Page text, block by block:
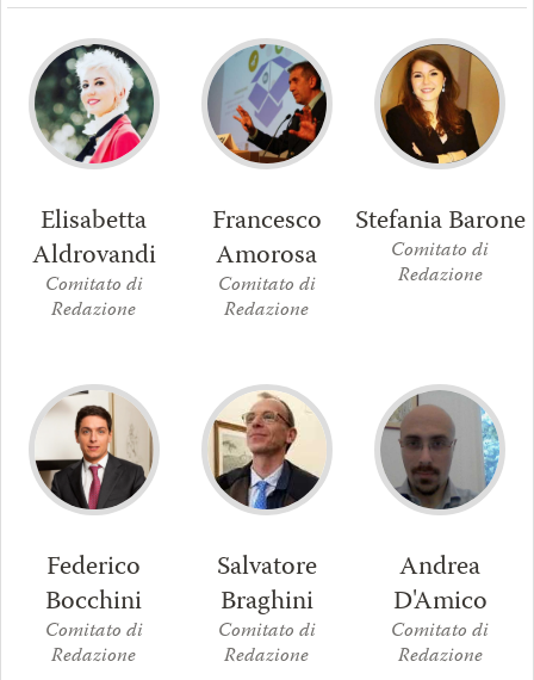
Elisabetta
Aldrovandi
Comitato di
Redazione
Francesco
Amorosa
Comitato di
Redazione
Stefania Barone
Comitato di
Redazione
Federico
Bocchini
Comitato di
Redazione
Salvatore
Braghini
Comitato di
Redazione
Andrea
D'Amico
Comitato di
Redazione